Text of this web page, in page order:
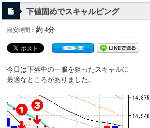
下値固めでスキャルピング
目安時間：約 4分
今日は下落中の一服を狙ったスキャルに
最適なところがありました。